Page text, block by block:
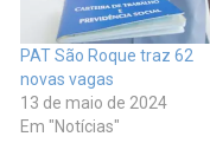
PAT São Roque traz 62
novas vagas
13 de maio de 2024
Em "Notícias"